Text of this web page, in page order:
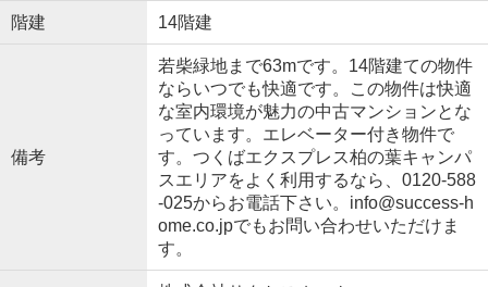
階建 14階建
備考
若柴緑地まで63mです。14階建ての物件
ならいつでも快適です。この物件は快適
な室内環境が魅力の中古マンションとな
っています。エレベーター付き物件で
す。つくばエクスプレス柏の葉キャンパ
スエリアをよく利用するなら、0120-588
-025からお電話下さい。info@success-h
ome.co.jpでもお問い合わせいただけま
す。